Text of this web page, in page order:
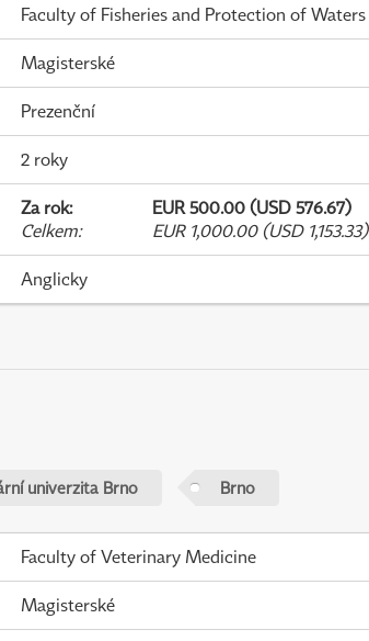
Faculty of Fisheries and Protection of Waters
Magisterské
Prezenční
2 roky
Za rok:
EUR 500.00 (USD 576.67)
Celkem: EUR 1,000.00 (USD 1,153.33)
Anglicky
univerzita Brno Brno
Faculty of Veterinary Medicine
Magisterské